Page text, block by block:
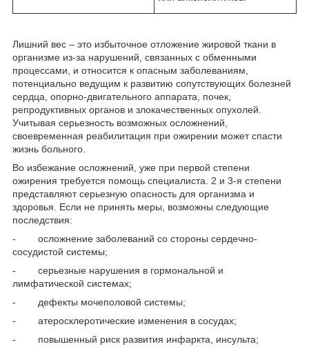
Лишний вес – это избыточное отложение жировой ткани в
организме из-за нарушений, связанных с обменными
процессами, и относится к опасным заболеваниям,
потенциально ведущим к развитию сопутствующих болезней
сердца, опорно-двигательного аппарата, почек,
репродуктивных органов и злокачественных опухолей.
Учитывая серьезность возможных осложнений,
своевременная реабилитация при ожирении может спасти
жизнь больного.
Во избежание осложнений, уже при первой степени
ожирения требуется помощь специалиста. 2 и 3-я степени
представляют серьезную опасность для организма и
здоровья. Если не принять меры, возможны следующие
последствия:
- осложнение заболеваний со стороны сердечно-
сосудистой системы;
- серьезные нарушения в гормональной и
лимфатической системах;
- дефекты мочеполовой системы;
- атеросклеротические изменения в сосудах;
- повышенный риск развития инфаркта, инсульта;